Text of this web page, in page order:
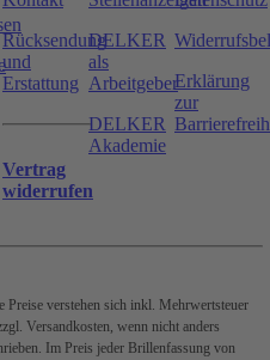
Rücksendung
und
Erstattung
Vertrag
widerrufen
DELKER
als
Arbeitgeber
DELKER
Akademie
Erklärung
zur
Preise verstehen sich inkl. Mehrwertsteuer
Versandkosten, wenn nicht anders
Im Preis jeder Brillenfassung von